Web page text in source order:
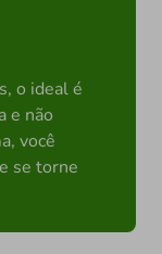
o ideal é
e não
você
se torne